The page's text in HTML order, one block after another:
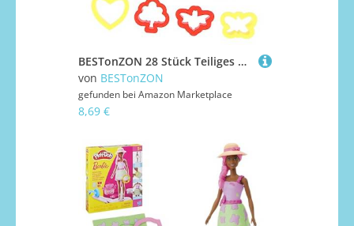
BESTonZON 28 Stück Teiliges Knetset mit Bunten Kunststoffformen Leichtes DIY Modelliermasse Werkzeug für Fördert Kreativität und Vorstellungskraft Geeignet für Jungen und Mädchen
von BESTonZON
gefunden bei Amazon Marketplace
8,69 €